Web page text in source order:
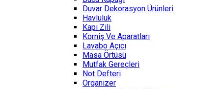
Duvar Dekorasyon Ürünleri
Havluluk
Kapı Zili
Korniş Ve Aparatları
Lavabo Açıcı
Masa Örtüsü
Mutfak Gereçleri
Not Defteri
Organizer